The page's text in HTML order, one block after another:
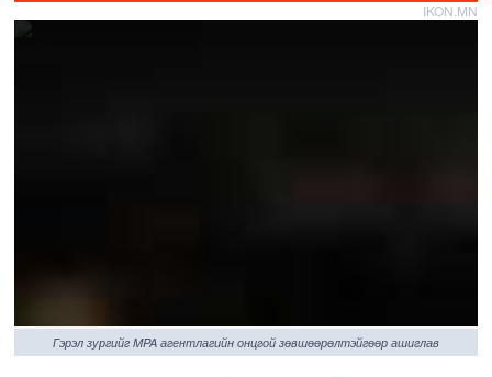
IKON.MN
Гэрэл зургийг MPA агентлагийн онцгой зөвшөөрөлтэйгөөр ашиглав